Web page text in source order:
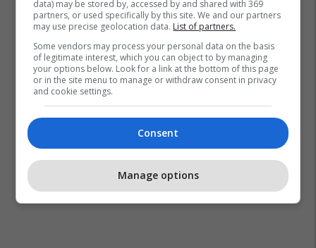
data) may be stored by, accessed by and shared with 369
partners, or used specifically by this site. We and our partners
may use precise geolocation data. List of partners.
Some vendors may process your personal data on the basis
of legitimate interest, which you can object to by managing
your options below. Look for a link at the bottom of this page
or in the site menu to manage or withdraw consent in privacy
and cookie settings.
Consent
Manage options